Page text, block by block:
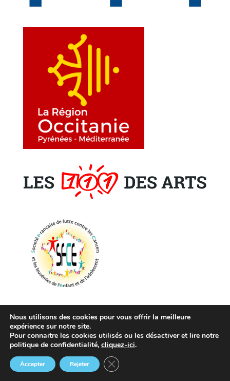
Le CRCT TUTELLES & RECRUTEMENT Annuaire
Nous utilisons des cookies pour vous offrir la meilleure
expérience sur notre site.
Pour connaitre les cookies utilisés ou les désactiver et lire notre
politique de confidentialité, cliquez-ici.
Accepter Rejeter Fermer la bannière des cookies